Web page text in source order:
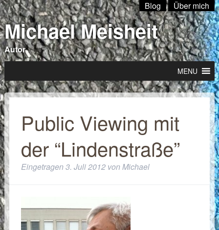
Blog Über mich
Michael Meisheit
Autor
MENU
Public Viewing mit
der “Lindenstraße”
Eingetragen3. Juli 2012 vonMichael